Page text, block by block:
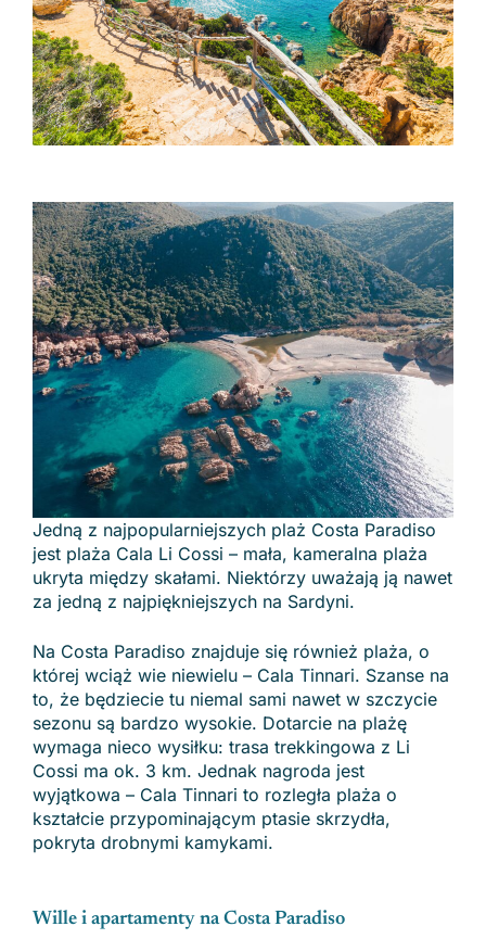
Jedną z najpopularniejszych plaż Costa Paradiso
jest plaża Cala Li Cossi – mała, kameralna plaża
ukryta między skałami. Niektórzy uważają ją nawet
za jedną z najpiękniejszych na Sardyni.
Na Costa Paradiso znajduje się również plaża, o
której wciąż wie niewielu – Cala Tinnari. Szanse na
to, że będziecie tu niemal sami nawet w szczycie
sezonu są bardzo wysokie. Dotarcie na plażę
wymaga nieco wysiłku: trasa trekkingowa z Li
Cossi ma ok. 3 km. Jednak nagroda jest
wyjątkowa – Cala Tinnari to rozległa plaża o
kształcie przypominającym ptasie skrzydła,
pokryta drobnymi kamykami.
Wille i apartamenty na Costa Paradiso